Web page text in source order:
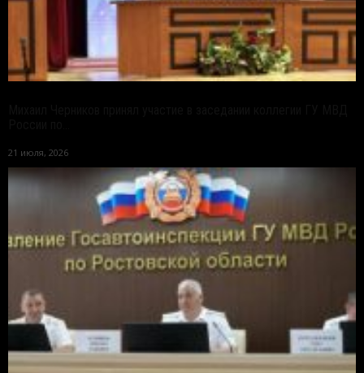
21 июля, 2026